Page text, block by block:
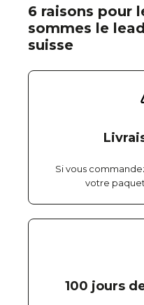
6 raisons pour
sommes le
suisse
Si vous
votre
100 jours